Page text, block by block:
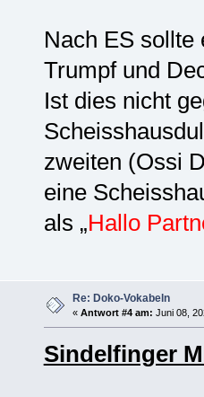
Nach ES sollte
Trumpf und
Ist dies nicht
zweiten (Ossi
eine
als „Hallo
Re: Doko-Vokabeln
« Antwort #4 am: Juni 08,
Sindelfinger